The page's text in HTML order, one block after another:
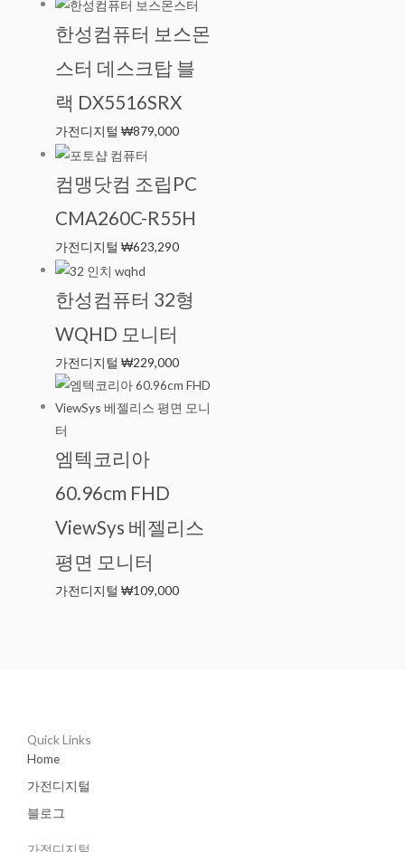
한성컴퓨터 보스몬
스터 데스크탑 블
랙 DX5516SRX
가전디지털₩879,000
컴맹닷컴 조립PC
CMA260C-R55H
가전디지털₩623,290
한성컴퓨터 32형
WQHD 모니터
가전디지털₩229,000
엠텍코리아
60.96cm FHD
ViewSys 베젤리스
평면 모니터
가전디지털₩109,000
Quick Links
Home
가전디지털
블로그